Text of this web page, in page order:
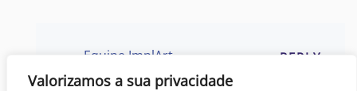
Valorizamos a sua privacidade
Equipe ImplArt REPLY